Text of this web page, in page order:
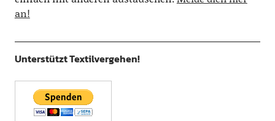
an!
Unterstützt Textilvergehen!